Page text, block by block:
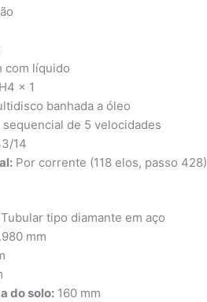
com líquido
x 1
banhada a óleo
sequencial de 5 velocidades
14
Por corrente (118 elos, passo 428)
Tubular tipo diamante em aço
mm
do solo: 160 mm